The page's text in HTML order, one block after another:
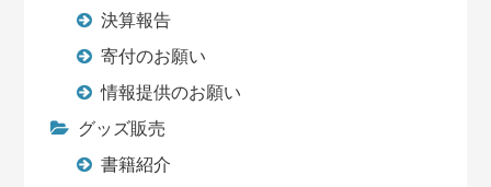
決算報告
寄付のお願い
情報提供のお願い
グッズ販売
書籍紹介